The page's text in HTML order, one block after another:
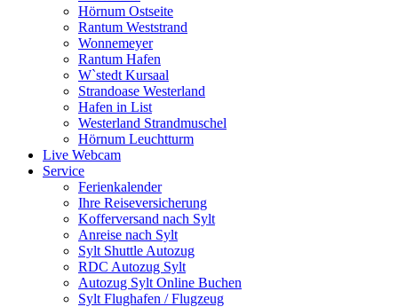
Hörnum Ostseite
Rantum Weststrand
Wonnemeyer
Rantum Hafen
W`stedt Kursaal
Strandoase Westerland
Hafen in List
Westerland Strandmuschel
Hörnum Leuchtturm
Live Webcam
Service
Ferienkalender
Ihre Reiseversicherung
Kofferversand nach Sylt
Anreise nach Sylt
Sylt Shuttle Autozug
RDC Autozug Sylt
Autozug Sylt Online Buchen
Sylt Flughafen / Flugzeug